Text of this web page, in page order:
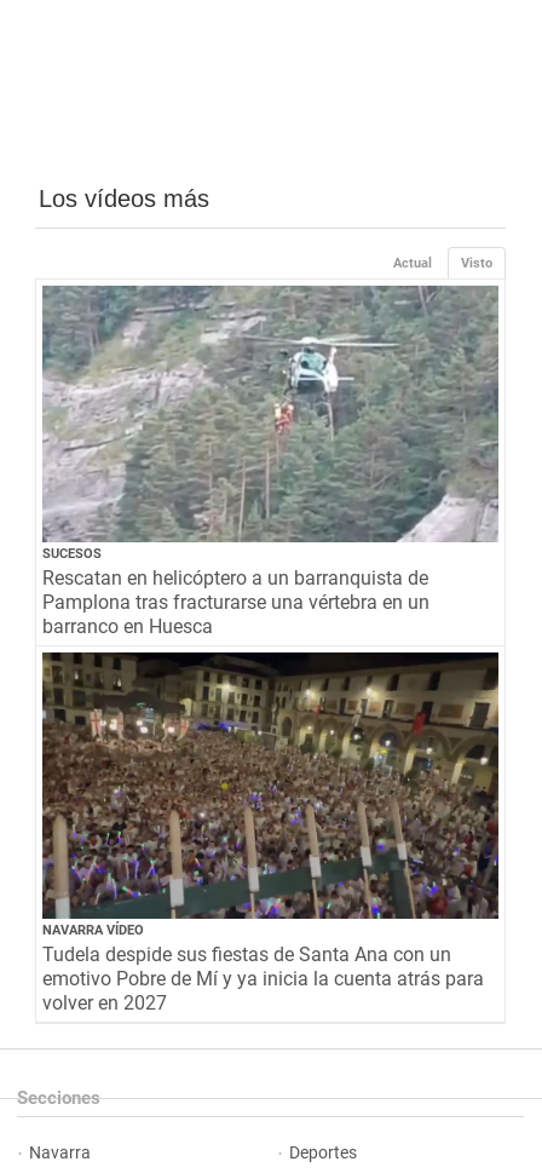
Los vídeos más
Visto
Actual
SUCESOS
Rescatan en helicóptero a un barranquista de
Pamplona tras fracturarse una vértebra en un
barranco en Huesca
NAVARRA VÍDEO
Tudela despide sus fiestas de Santa Ana con un
emotivo Pobre de Mí y ya inicia la cuenta atrás para
volver en 2027
Secciones
Navarra Deportes